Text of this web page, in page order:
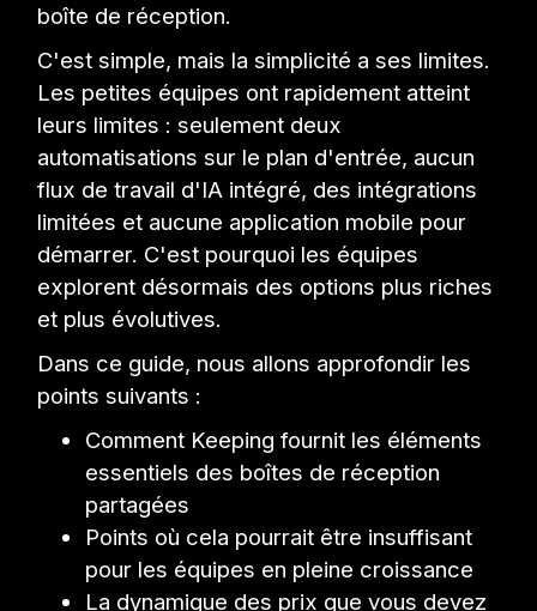
boîte de réception.
C'est simple, mais la simplicité a ses limites.
Les petites équipes ont rapidement atteint
leurs limites : seulement deux
automatisations sur le plan d'entrée, aucun
flux de travail d'IA intégré, des intégrations
limitées et aucune application mobile pour
démarrer. C'est pourquoi les équipes
explorent désormais des options plus riches
et plus évolutives.
Dans ce guide, nous allons approfondir les
points suivants :
Comment Keeping fournit les éléments
essentiels des boîtes de réception
partagées
Points où cela pourrait être insuffisant
pour les équipes en pleine croissance
La dynamique des prix que vous devez